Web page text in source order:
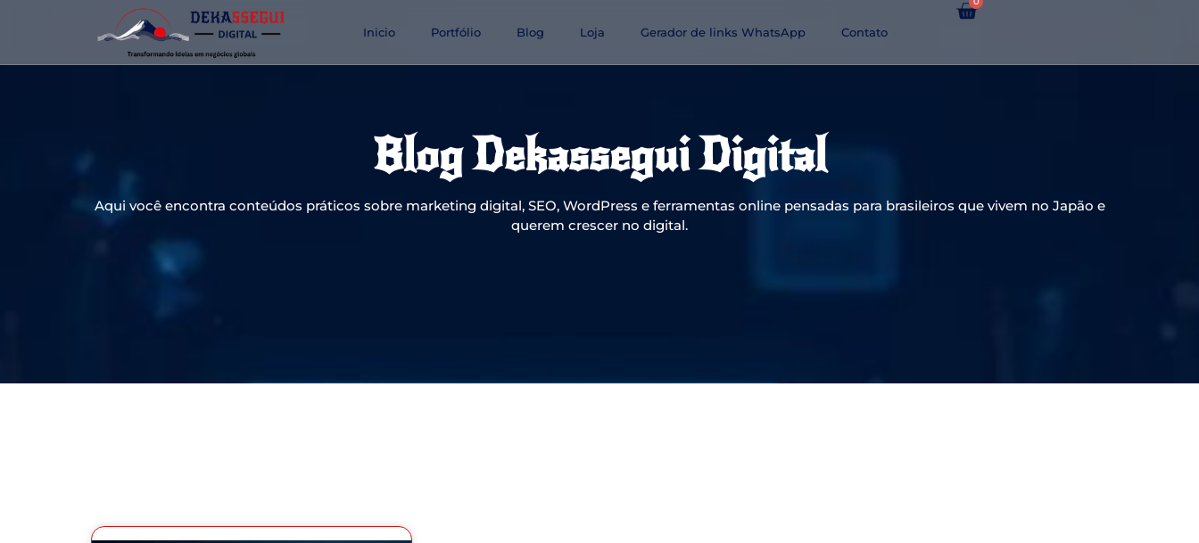
Inicio Portfólio Blog Loja Gerador de links WhatsApp Contato
Blog Dekassegui Digital
Aqui você encontra conteúdos práticos sobre marketing digital, SEO, WordPress e ferramentas online pensadas para brasileiros que vivem no Japão e
querem crescer no digital.